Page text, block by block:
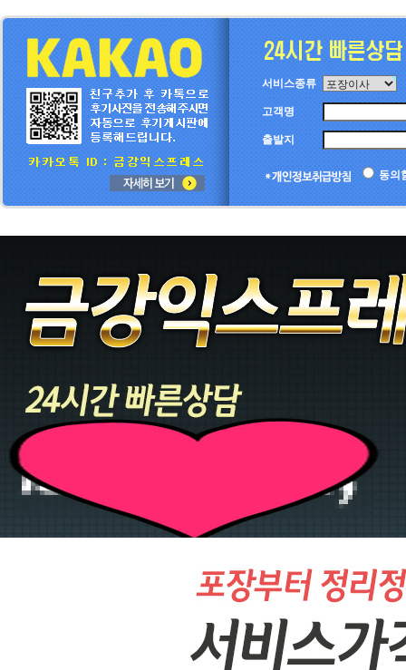
서비스종류
고객명
출발지
동의